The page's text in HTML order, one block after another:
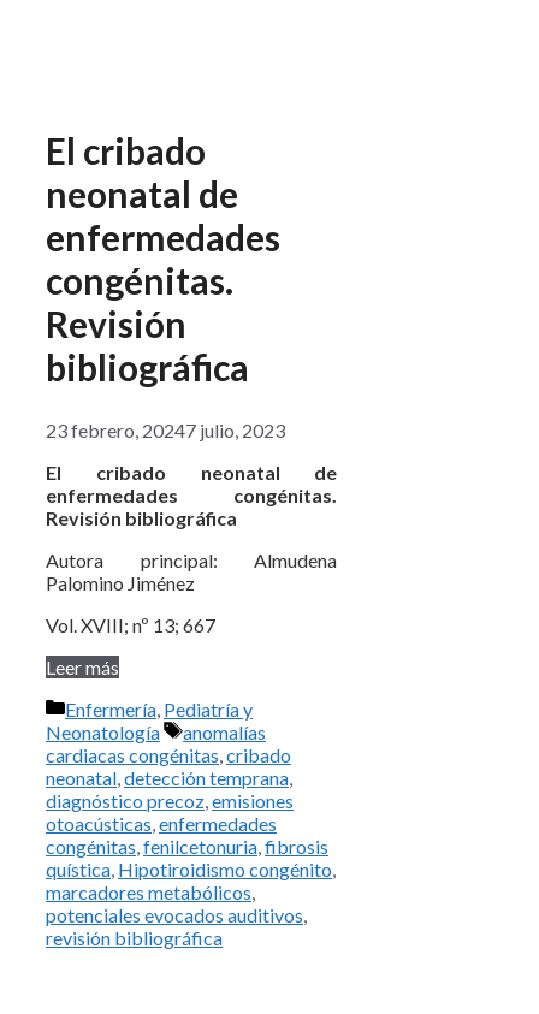
El cribado
neonatal de
enfermedades
congénitas.
Revisión
bibliográfica
23 febrero, 20247 julio, 2023
El cribado neonatal de
enfermedades congénitas.
Revisión bibliográfica
Autora principal: Almudena
Palomino Jiménez
Vol. XVIII; nº 13; 667
Leer más
Categorías
Enfermería, Pediatría y
Neonatología
Etiquetas
anomalías
cardiacas congénitas,cribado
neonatal,detección temprana,
diagnóstico precoz,emisiones
otoacústicas,enfermedades
congénitas,fenilcetonuria,fibrosis
quística, Hipotiroidismo congénito,
marcadores metabólicos,
potenciales evocados auditivos,
revisión bibliográfica